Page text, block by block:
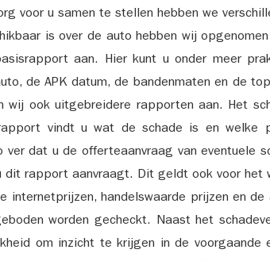
voor u samen te stellen hebben we
is over de auto hebben wij
aan. Hier kunt u onder meer
de APK datum, de bandenmaten en de
wij ook uitgebreidere rapporten aan. Het
vindt u wat de schade is en welke
ver dat u de offerteaanvraag van eventuele
dit rapport aanvraagt. Dit geldt ook voor
internetprijzen, handelswaarde prijzen en
worden gecheckt. Naast het
om inzicht te krijgen in de voorgaande